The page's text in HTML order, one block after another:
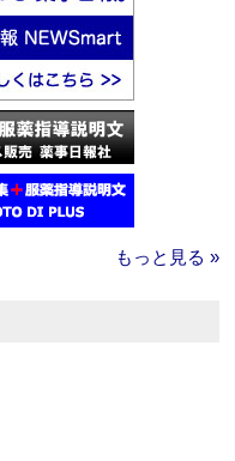
もっと見る »